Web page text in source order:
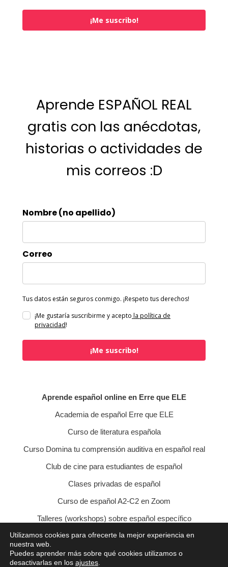
¡Me suscribo!
Aprende ESPAÑOL REAL
gratis con las anécdotas,
historias o actividades de
mis correos :D
Nombre (no apellido)
Correo
Tus datos están seguros conmigo. ¡Respeto tus derechos!
¡Me gustaría suscribirme y acepto la política de
privacidad!
¡Me suscribo!
Aprende español online en Erre que ELE
Academia de español Erre que ELE
Curso de literatura española
Curso Domina tu comprensión auditiva en español real
Club de cine para estudiantes de español
Clases privadas de español
Curso de español A2-C2 en Zoom
Talleres (workshops) sobre español específico
Curso de conversación veraniego
Política de privacidad
Política de cookies
Utilizamos cookies para ofrecerte la mejor experiencia en
nuestra web.
Puedes aprender más sobre qué cookies utilizamos o
desactivarlas en los ajustes